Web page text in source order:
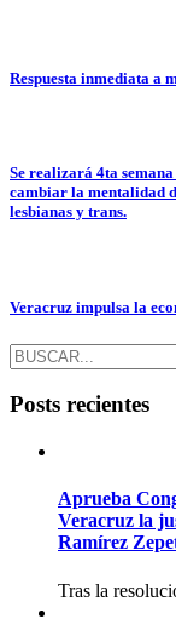
Respuesta inmediata a
Se realizará 4ta
cambiar la mentalidad
lesbianas y trans.
Veracruz impulsa la
Posts recientes
Aprueba
Veracruz la
Ramírez
Tras la